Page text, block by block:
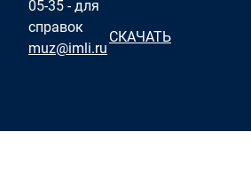
05-35 - для
справок
muz@imli.ru
СКАЧАТЬ